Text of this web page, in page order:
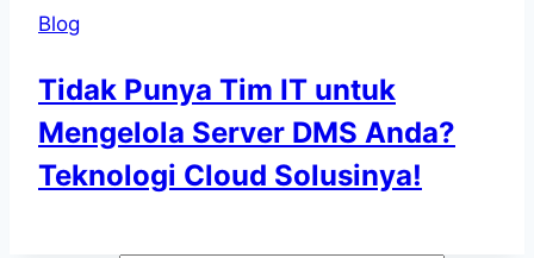
Blog
Tidak Punya Tim IT untuk
Mengelola Server DMS Anda?
Teknologi Cloud Solusinya!